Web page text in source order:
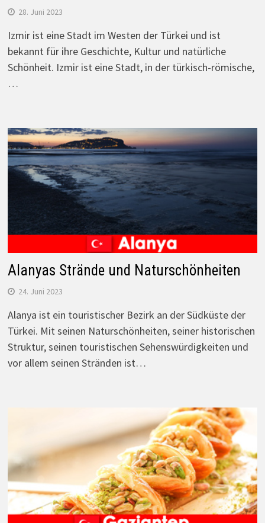
28. Juni 2023
Izmir ist eine Stadt im Westen der Türkei und ist
bekannt für ihre Geschichte, Kultur und natürliche
Schönheit. Izmir ist eine Stadt, in der türkisch-römische,
…
Alanyas Strände und Naturschönheiten
24. Juni 2023
Alanya ist ein touristischer Bezirk an der Südküste der
Türkei. Mit seinen Naturschönheiten, seiner historischen
Struktur, seinen touristischen Sehenswürdigkeiten und
vor allem seinen Stränden ist…